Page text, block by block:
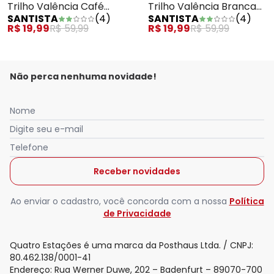
Trilho Valência Café
Desert 40cm X 1.50m
SANTISTA (4)
R$ 19,99R$ 59,99
Trilho Valência Branca
Cozinheira 40cm X 1,50m
SANTISTA (4)
R$ 19,99R$ 59,99
Não perca nenhuma novidade!
Nome
Digite seu e-mail
Telefone
Receber novidades
Ao enviar o cadastro, você concorda com a nossa Política
de Privacidade
Quatro Estações é uma marca da Posthaus Ltda. / CNPJ:
80.462.138/0001-41
Endereço: Rua Werner Duwe, 202 – Badenfurt – 89070-700